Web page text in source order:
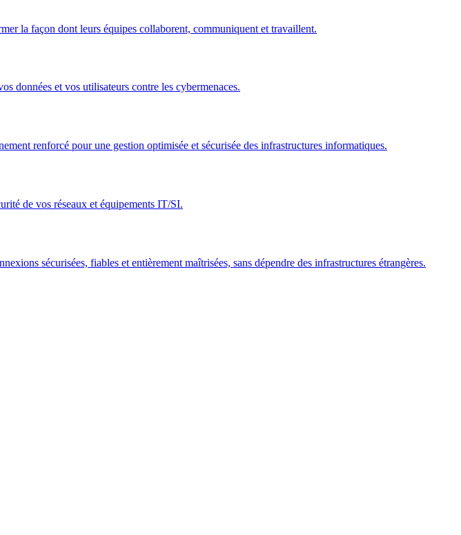
la façon dont leurs équipes collaborent, communiquent et travaillent.
données et vos utilisateurs contre les cybermenaces.
renforcé pour une gestion optimisée et sécurisée des infrastructures informatiques.
de vos réseaux et équipements IT/SI.
sécurisées, fiables et entièrement maîtrisées, sans dépendre des infrastructures étrangères.